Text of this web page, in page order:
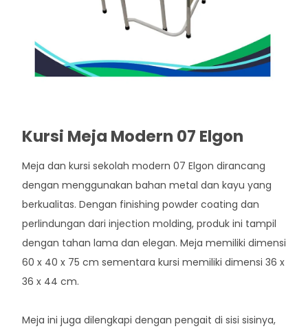
Kursi Meja Modern 07 Elgon
Meja dan kursi sekolah modern 07 Elgon dirancang
dengan menggunakan bahan metal dan kayu yang
berkualitas. Dengan finishing powder coating dan
perlindungan dari injection molding, produk ini tampil
dengan tahan lama dan elegan. Meja memiliki dimensi
60 x 40 x 75 cm sementara kursi memiliki dimensi 36 x
36 x 44 cm.
Meja ini juga dilengkapi dengan pengait di sisi sisinya,